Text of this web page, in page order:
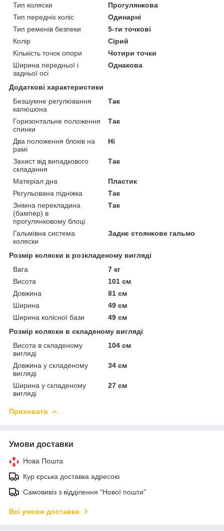
Тип коляски
Прогулянкова
Тип передніх коліс
Одинарні
Тип ременів безпеки
5-ти точкові
Колір
Сірий
Кількість точок опори
Чотири точки
Ширина передньої і
задньої осі
Однакова
Додаткові характеристики
Безшумне регулювання
капюшона
Так
Горизонтальне положення
спинки
Так
Два положення блоків на
рамі
Ні
Захист від випадкового
складання
Так
Матеріал дна
Пластик
Регульована підніжка
Так
Знімна перекладина
(бампер) в
прогулянковому блоці
Так
Гальмівна система
коляски
Заднє стоянкове гальмо
Розмір коляски в розкладеному вигляді
Вага
7 кг
Висота
101 см
Довжина
81 см
Ширина
49 см
Ширина колісної бази
49 см
Розмір коляски в складеному вигляді
Висота в складеному
вигляді
104 см
Довжина у складеному
вигляді
34 см
Ширина у складеному
вигляді
27 см
Приховати
Умови доставки
Нова Пошта
Кур єрська доставка адресою
Самовивіз з відділення "Нової пошти"
Всі умови доставки